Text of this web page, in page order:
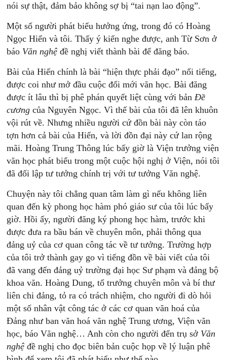
nói sự thật, đảm bảo không sợ bị “tai nạn lao động”.
Một số người phát biểu hưởng ứng, trong đó có Hoàng
Ngọc Hiến và tôi. Thấy ý kiến nghe được, anh Từ Sơn ở
báo Văn nghệ đề nghị viết thành bài để đăng báo.
Bài của Hiến chính là bài “hiện thực phải đạo” nổi tiếng,
được coi như mở đầu cuộc đổi mới văn học. Bài đăng
được ít lâu thì bị phê phán quyết liệt cùng với bảnĐề
cương của Nguyên Ngọc. Vì thế bài của tôi đã lên khuôn
vội rút về. Nhưng nhiều người cứ đồn bài này còn táo
tợn hơn cả bài của Hiến, và lời đồn đại này cứ lan rộng
mãi. Hoàng Trung Thông lúc bấy giờ là Viện trưởng viện
văn học phát biểu trong một cuộc hội nghị ở Viện, nói tôi
đã đối lập tư tưởng chính trị với tư tưởng Văn nghệ.
Chuyện này tôi chẳng quan tâm làm gì nếu không liên
quan đến kỳ phong học hàm phó giáo sư của tôi lúc bấy
giờ. Hồi ấy, người đăng ký phong học hàm, trước khi
được đưa ra bầu bán về chuyên môn, phải thông qua
đảng uỷ của cơ quan công tác về tư tưởng. Trường hợp
của tôi trở thành gay go vì tiếng đồn về bài viết của tôi
đã vang đến đảng uỷ trường đại học Sư phạm và đảng bộ
khoa văn. Hoàng Dung, tổ trưởng chuyên môn và bí thư
liên chi đảng, tỏ ra có trách nhiệm, cho người đi dò hỏi
một số nhân vật công tác ở các cơ quan văn hoá của
Đảng như ban văn hoá văn nghệ Trung ương, Viện văn
học, báo Văn nghệ… Anh còn cho người đến trụ sở Văn
nghệ đề nghị cho đọc biên bản cuộc họp về lý luận phê